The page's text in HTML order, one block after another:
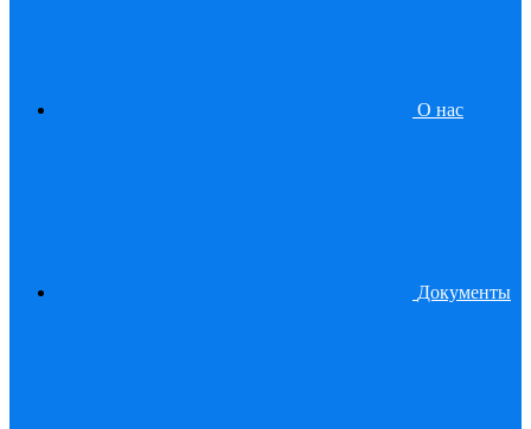
О нас
Документы